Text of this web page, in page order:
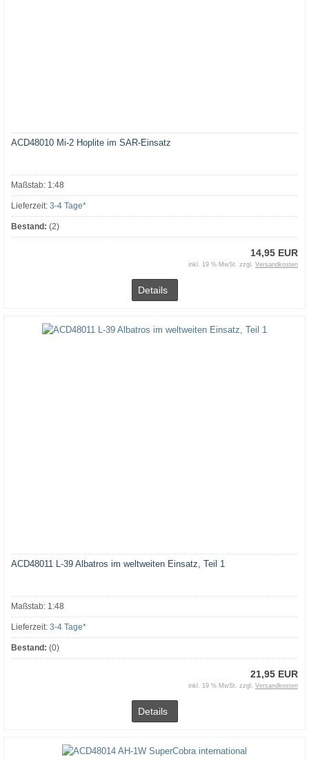
ACD48010 Mi-2 Hoplite im SAR-Einsatz
Maßstab: 1:48
Lieferzeit: 3-4 Tage*
Bestand: (2)
14,95 EUR
inkl. 19 % MwSt. zzgl. Versandkosten
Details
ACD48011 L-39 Albatros im weltweiten Einsatz, Teil 1
Maßstab: 1:48
Lieferzeit: 3-4 Tage*
Bestand: (0)
21,95 EUR
inkl. 19 % MwSt. zzgl. Versandkosten
Details